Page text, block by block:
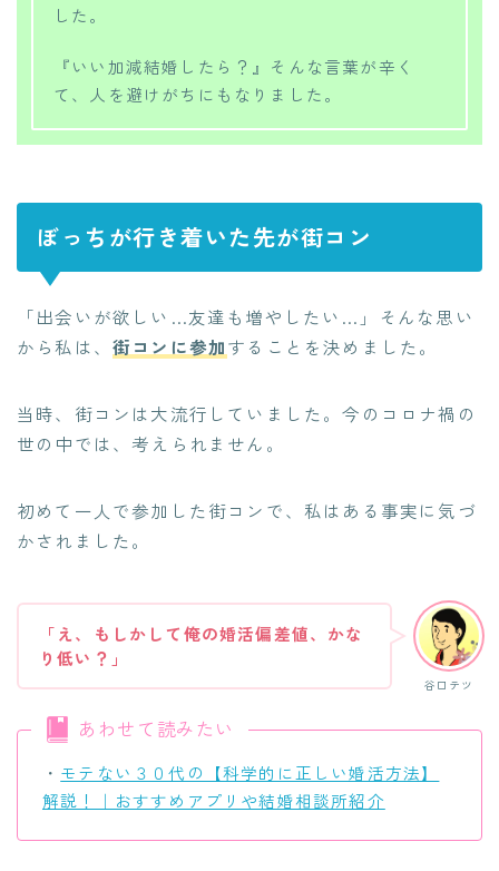
した。
『いい加減結婚したら？』そんな言葉が辛く
て、人を避けがちにもなりました。
ぼっちが行き着いた先が街コン
「出会いが欲しい…友達も増やしたい…」そんな思い
から私は、 街コンに参加することを決めました。
当時、街コンは大流行していました。今のコロナ禍の
世の中では、考えられません。
初めて一人で参加した街コンで、私はある事実に気づ
かされました。
谷口テツ
「え、もしかして俺の婚活偏差値、かな
り低い？」
あわせて読みたい
・ モテない３０代の【科学的に正しい婚活方法】
解説！｜おすすめアプリや結婚相談所紹介